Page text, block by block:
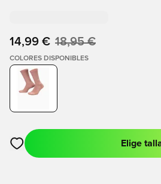
14,99 € 18,95 €
COLORES DISPONIBLES
Abre un modal para iniciar sesión o
Elige